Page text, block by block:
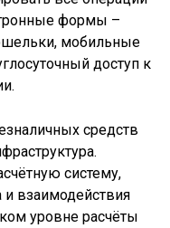
формы –
мобильные
доступ к
средств
систему,
и взаимодействия
уровне расчёты